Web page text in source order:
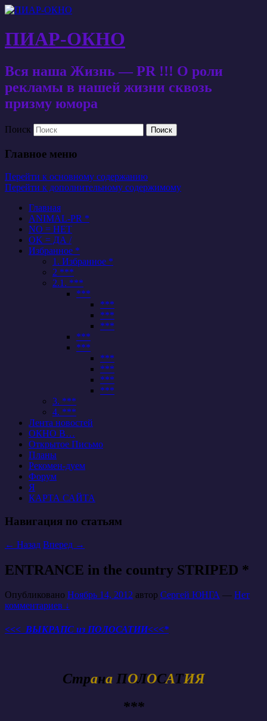
ПИАР-ОКНО
Вся наша Жизнь — PR !!! О роли
рекламы в нашей жизни сквозь
призму юмора
Поиск
Главное меню
Перейти к основному содержанию
Перейти к дополнительному содержимому
Главная
ANIMAL-PR *
NO = НЕТ
OK = ДА /
Избранное *
1. Избранное *
2 ***
2.1. ***
***
***
***
***
***
***
***
***
***
***
3. ***
4. ***
Лента новостей
ОКНО В…
Открытое Письмо
Планы
Рекомен-дуем
Форум
Я
КАРТА САЙТА
Навигация по статьям
← Назад Вперед →
ENTRANCE in the country STRIPED *
Опубликовано Ноябрь 14, 2012 автор Сергей ЮНГА — Нет
комментариев ↓
<<< ВЫКРАПС из ПОЛОСАТИИ<<<*
СтранаПОЛОСАТИЯ
***